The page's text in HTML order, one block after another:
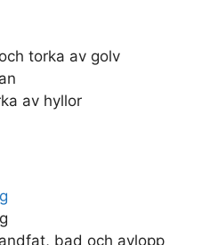
torka av golv
av hyllor
bad och avlopp